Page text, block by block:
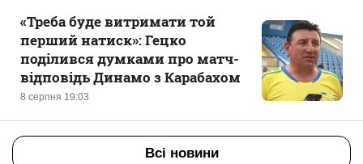
8 серпня 19:03
«Треба буде витримати той
перший натиск»: Гецко
поділився думками про матч-
відповідь Динамо з Карабахом
Всі новини